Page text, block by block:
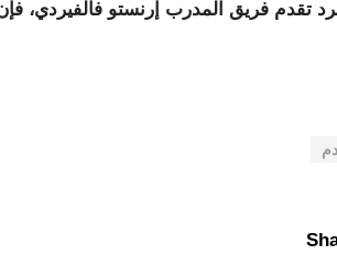
تقدم فريق المدرب إرنستو فالفيردي،